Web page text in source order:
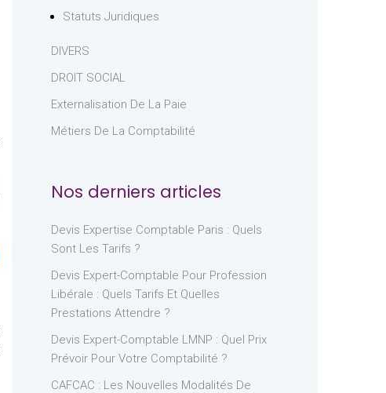
Statuts Juridiques
DIVERS
DROIT SOCIAL
Externalisation De La Paie
Métiers De La Comptabilité
Nos derniers articles
Devis Expertise Comptable Paris : Quels
Sont Les Tarifs ?
Devis Expert-Comptable Pour Profession
Libérale : Quels Tarifs Et Quelles
Prestations Attendre ?
Devis Expert-Comptable LMNP : Quel Prix
Prévoir Pour Votre Comptabilité ?
CAFCAC : Les Nouvelles Modalités De